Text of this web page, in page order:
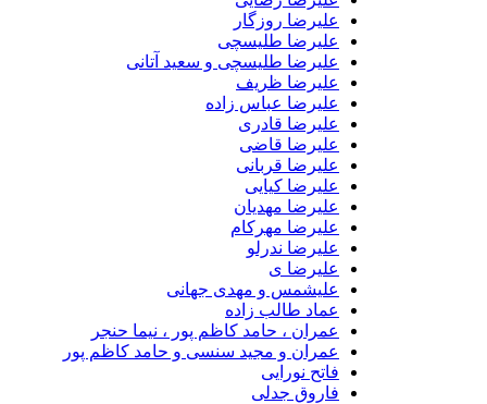
علیرضا روزگار
علیرضا طلیسچی
علیرضا طلیسچی و سعید آتانی
علیرضا ظریف
علیرضا عباس زاده
علیرضا قادری
علیرضا قاضی
علیرضا قربانی
علیرضا کیایی
علیرضا مهدیان
علیرضا مهرکام
علیرضا ندرلو
علیرضا ی
علیشمس و مهدی جهانی
عماد طالب زاده
عمران ، حامد کاظم پور ، نیما حنجر
عمران و مجید سنسی و حامد کاظم پور
فاتح نورایی
فاروق جدلی